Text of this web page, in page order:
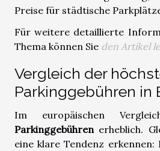
Preise für städtische
Für weitere detaillierte
Thema können Sie den Artikel
Vergleich der
Parkinggebühren in
Im europäischen
Parkinggebührenerheblich.
eine klare Tendenz